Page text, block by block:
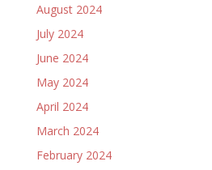
August 2024
July 2024
June 2024
May 2024
April 2024
March 2024
February 2024